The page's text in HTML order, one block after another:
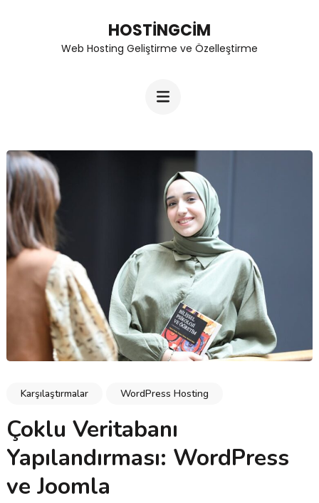
HOSTINGCIM
Web Hosting Geliştirme ve Özelleştirme
Karşılaştırmalar WordPress Hosting
Çoklu Veritabanı
Yapılandırması: WordPress
ve Joomla